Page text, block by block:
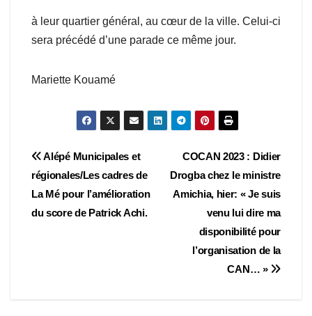
à leur quartier général, au cœur de la ville. Celui-ci
sera précédé d’une parade ce même jour.
Mariette Kouamé
Navigation
de
l’article
COCAN 2023 : Didier
Drogba chez le ministre
Amichia, hier: « Je suis
venu lui dire ma
disponibilité pour
l’organisation de la
CAN… »
Alépé Municipales et
régionales/Les cadres de
La Mé pour l’amélioration
du score de Patrick Achi.